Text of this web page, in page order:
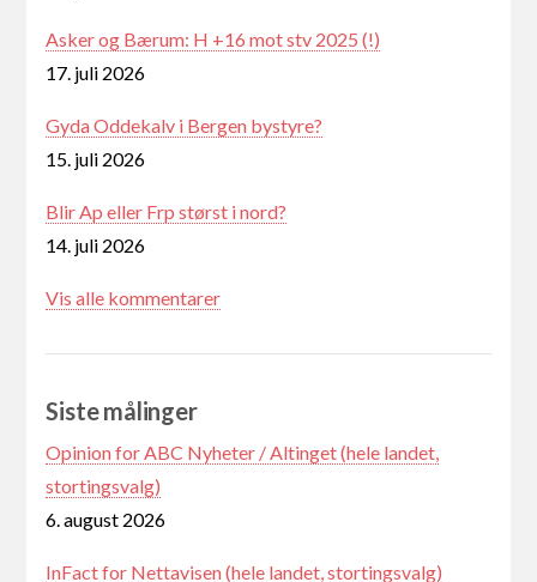
Asker og Bærum: H +16 mot stv 2025 (!)
17. juli 2026
Gyda Oddekalv i Bergen bystyre?
15. juli 2026
Blir Ap eller Frp størst i nord?
14. juli 2026
Vis alle kommentarer
Siste målinger
Opinion for ABC Nyheter / Altinget (hele landet,
stortingsvalg)
6. august 2026
InFact for Nettavisen (hele landet, stortingsvalg)